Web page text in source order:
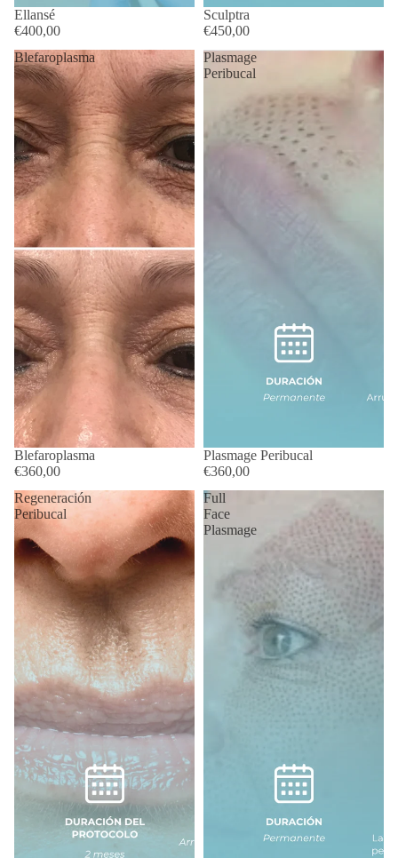
Ellansé
€400,00
Sculptra
€450,00
Blefaroplasma
Blefaroplasma
€360,00
Plasmage
Peribucal
Plasmage Peribucal
€360,00
Regeneración
Peribucal
Full
Face
Plasmage